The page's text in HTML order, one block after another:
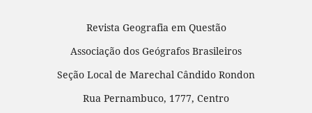
Revista Geografia em Questão
Associação dos Geógrafos Brasileiros
Seção Local de Marechal Cândido Rondon
Rua Pernambuco, 1777, Centro